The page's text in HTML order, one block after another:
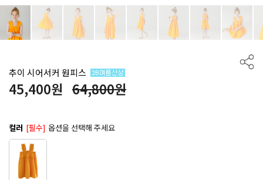
추이 시어서커 원피스
45,400원 64,800원
컬러 [필수] 옵션을 선택해 주세요